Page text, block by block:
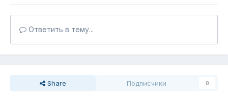
Ответить в тему...
Share Подписчики 0